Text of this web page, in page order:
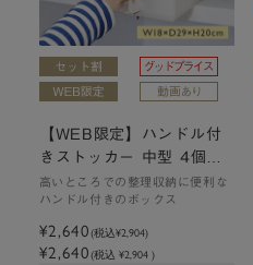
【WEB限定】ハンドル付
きストッカー 中型 4個セ
ット
高いところでの整理収納に便利な
ハンドル付きのボックス
¥2,640(税込¥2,904)
¥2,640(税込 ¥2,904 )